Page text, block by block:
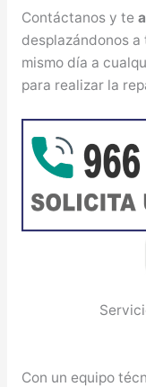
Contáctanos y te
desplazándonos
mismo día a
para realizar la
Con un equipo